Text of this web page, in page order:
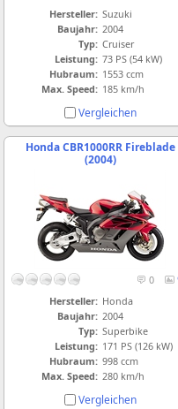
Hersteller: Suzuki
Baujahr: 2004
Typ: Cruiser
Leistung: 73 PS (54 kW)
Hubraum: 1553 ccm
Max. Speed: 185 km/h
Vergleichen
Honda CBR1000RR Fireblade
(2004)
0
Hersteller: Honda
Baujahr: 2004
Typ: Superbike
Leistung: 171 PS (126 kW)
Hubraum: 998 ccm
Max. Speed: 280 km/h
Vergleichen